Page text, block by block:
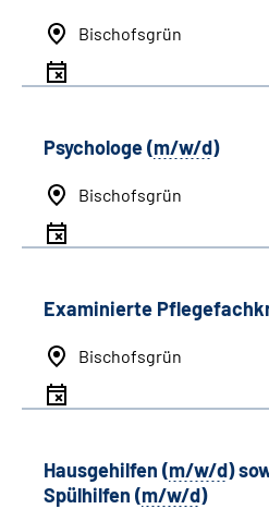
Bischofsgrün
Psychologe (m/w/d)
Bischofsgrün
Examinierte
Bischofsgrün
Hausgehilfen (m/w/d)
Spülhilfen (m/w/d)